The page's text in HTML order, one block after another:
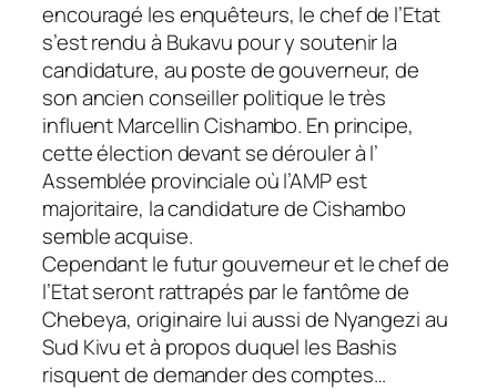
encouragé les enquêteurs, le chef de l’Etat
s’est rendu à Bukavu pour y soutenir la
candidature, au poste de gouverneur, de
son ancien conseiller politique le très
influent Marcellin Cishambo. En principe,
cette élection devant se dérouler à l’
Assemblée provinciale où l’AMP est
majoritaire, la candidature de Cishambo
semble acquise.
Cependant le futur gouverneur et le chef de
l’Etat seront rattrapés par le fantôme de
Chebeya, originaire lui aussi de Nyangezi au
Sud Kivu et à propos duquel les Bashis
risquent de demander des comptes…